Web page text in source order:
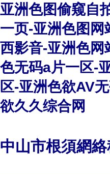
亚洲色图偷窥自
一页-亚洲色图网
西影音-亚洲色网
色无码a片一区-
区-亚洲色欲AV
欲久久综合网
中山市根須網